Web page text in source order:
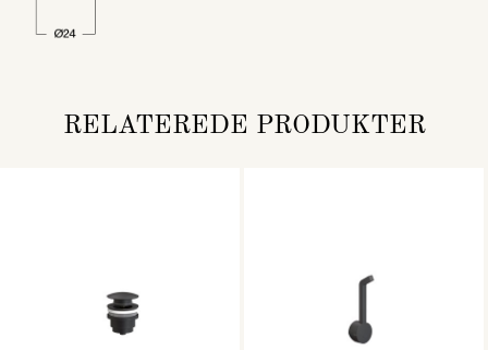
RELATEREDE PRODUKTER